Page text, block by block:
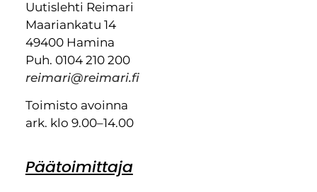
Uutislehti Reimari
Maariankatu 14
49400 Hamina
Puh. 0104 210 200
reimari@reimari.fi
Toimisto avoinna
ark. klo 9.00–14.00
Päätoimittaja